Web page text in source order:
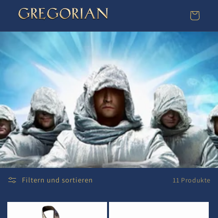
zum
Inhalt
Warenkorb
Filtern und sortieren 11 Produkte